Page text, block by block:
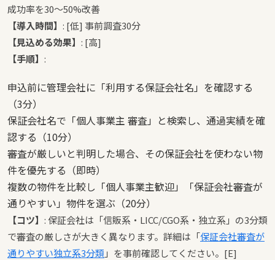
成功率を30〜50%改善
【導入時間】 : [低] 事前調査30分
【見込める効果】 : [高]
【手順】 :
申込前に管理会社に「利用する保証会社名」を確認する
（3分）
保証会社名で「個人事業主 審査」と検索し、通過実績を確
認する（10分）
審査が厳しいと判明した場合、その保証会社を使わない物
件を優先する（即時）
複数の物件を比較し「個人事業主歓迎」「保証会社審査が
通りやすい」物件を選ぶ（20分）
【コツ】 : 保証会社は「信販系・LICC/CGO系・独立系」の3分類
で審査の厳しさが大きく異なります。詳細は「保証会社審査が
通りやすい独立系3分類 」を事前確認してください。[E]